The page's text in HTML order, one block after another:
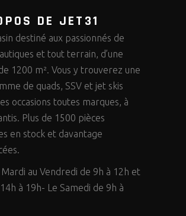
DE JET31
destiné aux passionnés de
et tout terrain, d’une
1200 m². Vous y trouverez une
de quads, SSV et jet skis
occasions toutes marques, à
Plus de 1500 pièces
en stock et davantage
Mardi au Vendredi de 9h à 12h et
à 19h- Le Samedi de 9h à